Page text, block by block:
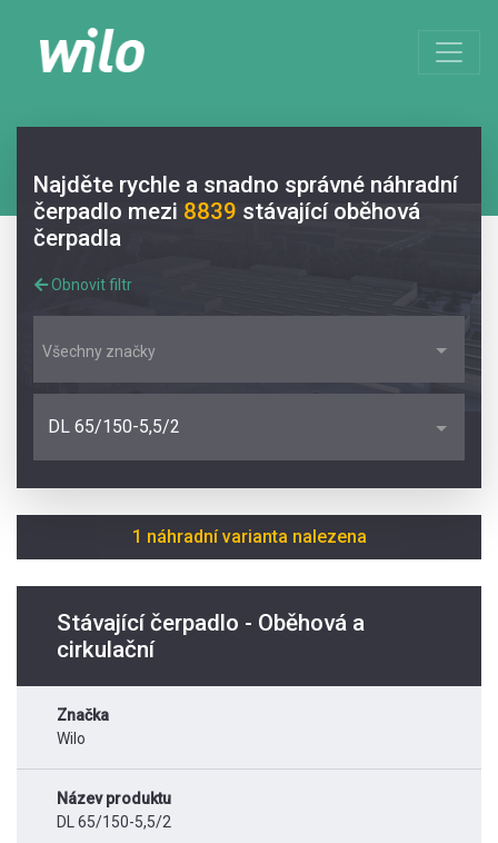
Najděte rychle a snadno správné náhradní
čerpadlo mezi 8839 stávající oběhová
čerpadla
Obnovit filtr
Všechny značky
DL 65/150-5,5/2
1 náhradní varianta nalezena
Stávající čerpadlo - Oběhová a
cirkulační
Značka
Wilo
Název produktu
DL 65/150-5,5/2